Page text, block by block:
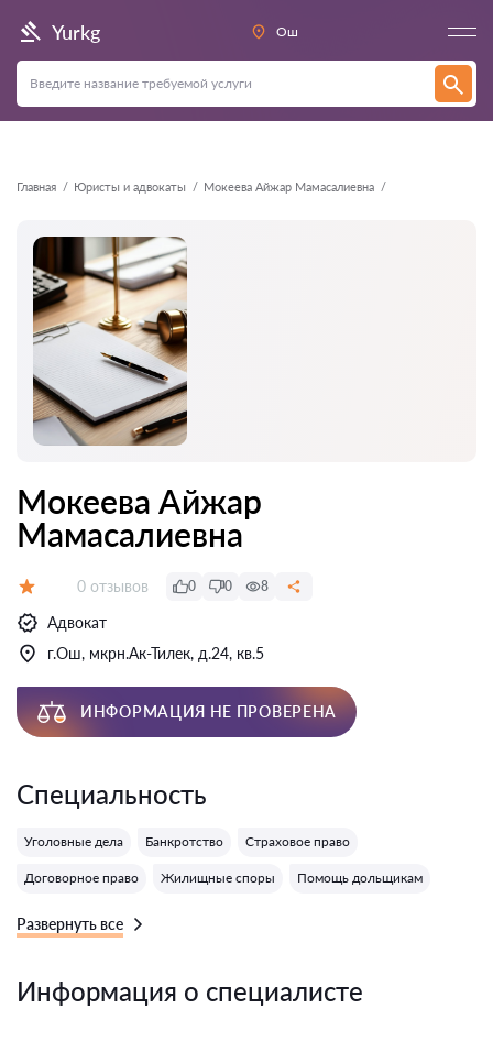
Yurkg Ош
Главная Юристы и адвокаты Мокеева Айжар Мамасалиевна
Назад
Мокеева Айжар
Мамасалиевна
Отзывов:
0 отзывов 0 0 8
Адвокат
г.Ош, мкрн.Ак-Тилек, д.24, кв.5
ИНФОРМАЦИЯ НЕ ПРОВЕРЕНА
Специальность
Уголовные дела Банкротство Страховое право
Договорное право Жилищные споры Помощь дольщикам
Развернуть все
Информация о специалисте